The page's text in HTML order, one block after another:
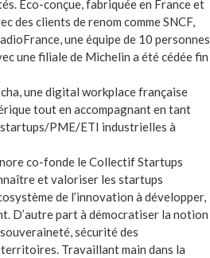
Eco-conçue, fabriquée en France et
des clients de renom comme SNCF,
une équipe de 10 personnes
une filiale de Michelin a été cédée fin
une digital workplace française
tout en accompagnant en tant
PME/ETI industrielles à
co-fonde le Collectif Startups
et valoriser les startups
de l’innovation à développer,
D’autre part à démocratiser la notion
sécurité des
Travaillant main dans la